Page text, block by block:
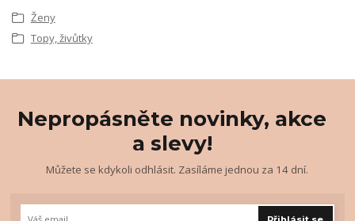
Ženy
Topy, živůtky
Nepropásněte novinky, akce
a slevy!
Můžete se kdykoli odhlásit. Zasíláme jednou za 14 dní.